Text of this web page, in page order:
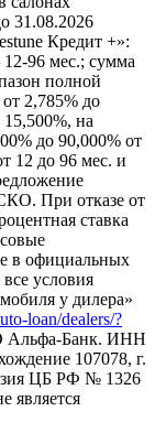
31.08.2026
Кредит +»:
96 мес.; сумма
полной
2,785% до
15,500%, на
до 90,000% от
12 до 96 мес. и
При отказе от
ставка
в официальных
условия
у дилера»
loan/dealers/?
Альфа-Банк. ИНН
107078, г.
ЦБ РФ № 1326
является